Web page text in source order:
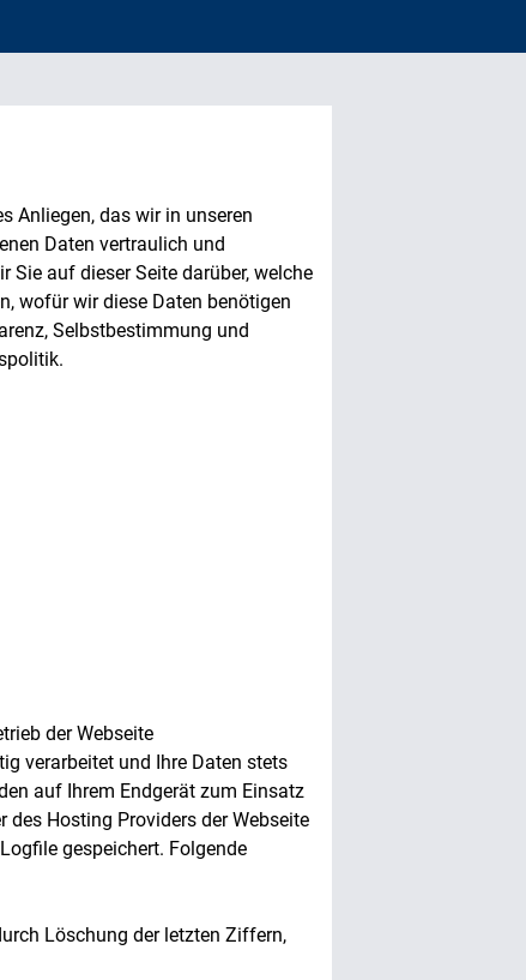
Anliegen, das wir in unseren
Daten vertraulich und
Sie auf dieser Seite darüber, welche
wofür wir diese Daten benötigen
Selbstbestimmung und
der Webseite
verarbeitet und Ihre Daten stets
auf Ihrem Endgerät zum Einsatz
Hosting Providers der Webseite
gespeichert. Folgende
Löschung der letzten Ziffern,